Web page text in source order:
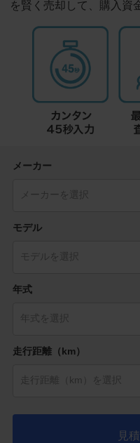
を賢く売却して、購入資
メーカー
モデル
年式
走行距離（km）
見